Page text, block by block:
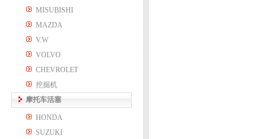
MISUBISHI
MAZDA
V.W
VOLVO
CHEVROLET
挖掘机
摩托车活塞
HONDA
SUZUKI